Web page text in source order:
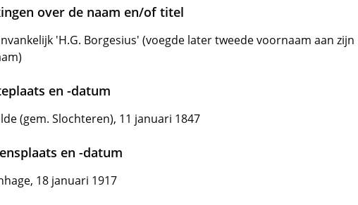
over de naam en/of titel
'H.G. Borgesius' (voegde later tweede voornaam aan zijn
en -datum
(gem. Slochteren), 11 januari 1847
en -datum
18 januari 1917